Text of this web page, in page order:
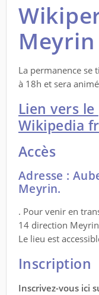
Meyrin
La permanence se
à 18h et sera
Lien vers
Wikipedia
Accès
Adresse :
Meyrin.
. Pour venir en
14 direction
Le lieu est
Inscription
Inscrivez-vous ici